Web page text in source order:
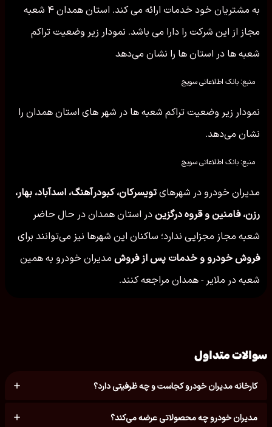
به مشتریان خود خدمات ارائه می کند. استان همدان ۴ شعبه
مجاز از این شرکت را دارا می باشد. نمودار زیر وضعیت تراکم
شعبه ها در استان ها را نشان می‌دهد
منبع: بانک اطلاعاتی سویج
نمودار زیر وضعیت تراکم شعبه ها در شهر های استان همدان را
نشان می‌دهد.
منبع: بانک اطلاعاتی سویج
مدیران خودرو در شهرهای تویسركان، کبودرآهنگ، اسدآباد، بهار،
رزن، فامنین و قروه درگزین در استان همدان در حال حاضر
شعبه مجاز مجزایی ندارد؛ ساکنان این شهرها نیز می‌توانند برای
فروش خودرو و خدمات پس از فروش مدیران خودرو به همین
شعبه در ملایر - همدان مراجعه کنند.
سوالات متداول
کارخانه مدیران خودرو کجاست و چه ظرفیتی دارد؟
مدیران خودرو چه محصولاتی عرضه می‌کند؟